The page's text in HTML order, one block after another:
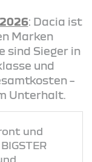
: Dacia ist
Marken
sind Sieger in
und
–
Unterhalt.